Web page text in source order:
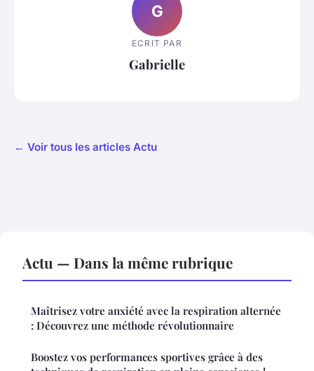
G
ECRIT PAR
Gabrielle
← Voir tous les articles Actu
Actu — Dans la même rubrique
Maîtrisez votre anxiété avec la respiration alternée
: Découvrez une méthode révolutionnaire
Boostez vos performances sportives grâce à des